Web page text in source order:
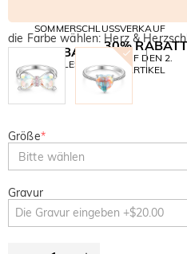
SOMMERSCHLUSSVERKAUF
10% RABATT
AUF ALLES
30%
AUF DEN 2.
ARTIKEL
die Farbe wählen: Herz &
Größe*
Bitte wählen
Gravur